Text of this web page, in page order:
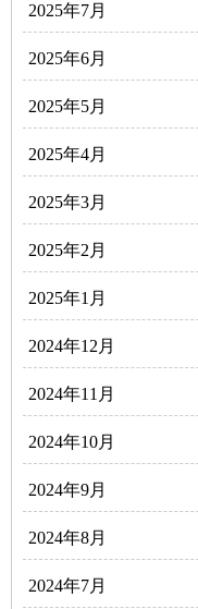
2025年7月
2025年6月
2025年5月
2025年4月
2025年3月
2025年2月
2025年1月
2024年12月
2024年11月
2024年10月
2024年9月
2024年8月
2024年7月